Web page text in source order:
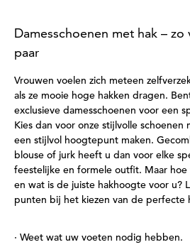
Damesschoenen met hak –
paar
Vrouwen voelen zich meteen
als ze mooie hoge hakken dragen.
exclusieve damesschoenen voor een
Kies dan voor onze stijlvolle
een stijlvol hoogtepunt maken.
blouse of jurk heeft u dan voor elke
feestelijke en formele outfit. Maar
en wat is de juiste hakhoogte voor u?
punten bij het kiezen van de perfecte
· Weet wat uw voeten nodig hebben.